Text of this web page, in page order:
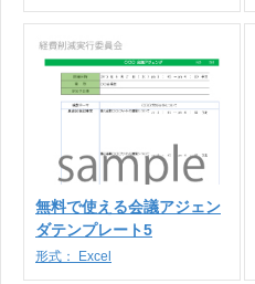
無料で使える会議アジェン
ダテンプレート5
形式： Excel